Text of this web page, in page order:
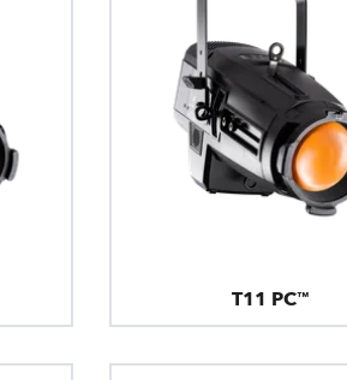
T11 PC™